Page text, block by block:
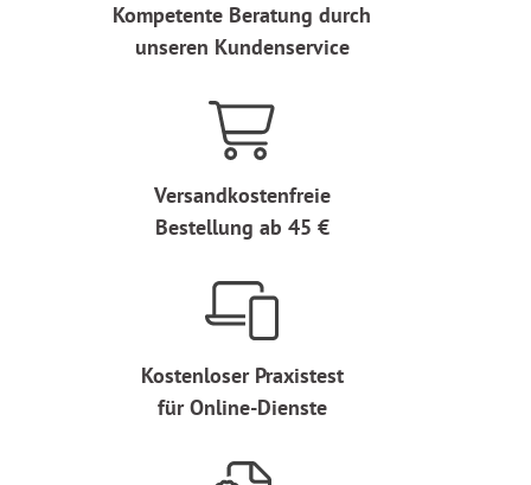
Kompetente Beratung durch
unseren Kundenservice
Versandkostenfreie
Bestellung ab 45 €
Kostenloser Praxistest
für Online-Dienste